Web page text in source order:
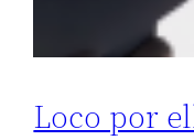
Loco por